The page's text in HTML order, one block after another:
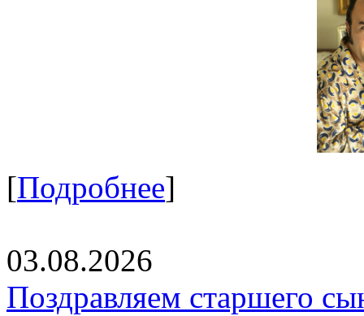
[Подробнее]
03.08.2026
Поздравляем старшего